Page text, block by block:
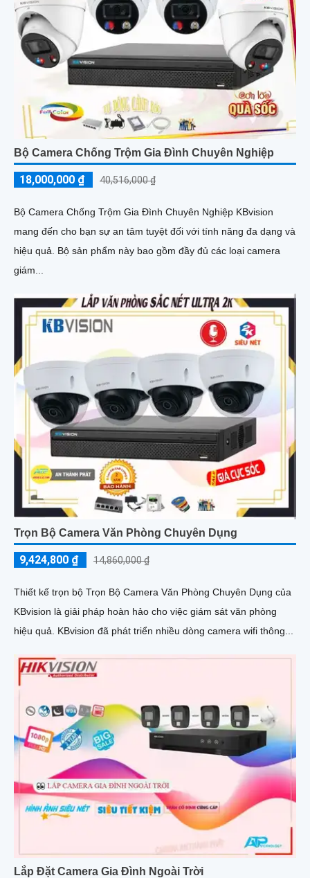
Bộ Camera Chống Trộm Gia Đình Chuyên Nghiệp
18,000,000 ₫ 40,516,000 ₫
Bộ Camera Chống Trộm Gia Đình Chuyên Nghiệp KBvision
mang đến cho bạn sự an tâm tuyệt đối với tính năng đa dạng và
hiệu quả. Bộ sản phẩm này bao gồm đầy đủ các loại camera
giám...
Trọn Bộ Camera Văn Phòng Chuyên Dụng
9,424,800 ₫ 14,860,000 ₫
Thiết kế trọn bộ Trọn Bộ Camera Văn Phòng Chuyên Dụng của
KBvision là giải pháp hoàn hảo cho việc giám sát văn phòng
hiệu quả. KBvision đã phát triển nhiều dòng camera wifi thông...
Lắp Đặt Camera Gia Đình Ngoài Trời